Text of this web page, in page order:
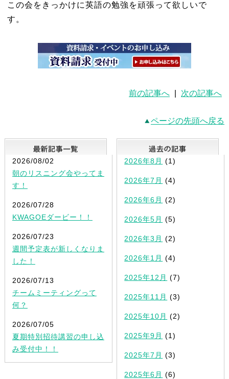
この会をきっかけに英語の勉強を頑張って欲しいで
す。
前の記事へ 次の記事へ
ページの先頭へ戻る
最新記事一覧
2026/08/02
朝のリスニング会やってま
す！
2026/07/28
KWAGOEダービー！！
2026/07/23
週間予定表が新しくなりま
した！
2026/07/13
チームミーティングって
何？
2026/07/05
夏期特別招待講習の申し込
み受付中！！
2026年8月 (1)
2026年7月 (4)
2026年6月 (2)
2026年5月 (5)
2026年3月 (2)
2026年1月 (4)
2025年12月 (7)
2025年11月 (3)
2025年10月 (2)
2025年9月 (1)
2025年7月 (3)
2025年6月 (6)